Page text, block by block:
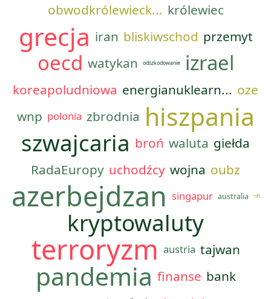
obwodkrólewieck... królewiec
grecja iran bliskiwschod przemyt
oecd watykan odszkodowanie izrael
koreapoludniowa energianuklearn... oze
wnp polonia zbrodnia hiszpania
szwajcaria broń waluta giełda
RadaEuropy uchodźcy wojna oubz
azerbejdzan singapur australia nft
kryptowaluty
terroryzm austria tajwan
pandemia finanse bank